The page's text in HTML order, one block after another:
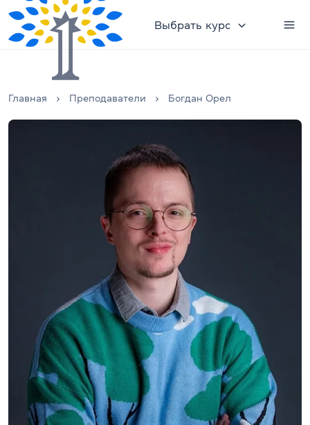
Выбрать курс
Главная Преподаватели Богдан Орел